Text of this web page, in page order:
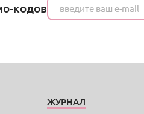
кодов
ЖУРНАЛ